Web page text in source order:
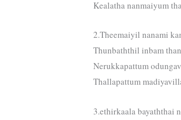
Kealatha nanmaiyum
2.Theemaiyil nanami
Thunbaththil inbam
Nerukkapattum
Thallapattum
3.ethirkaala bayaththai